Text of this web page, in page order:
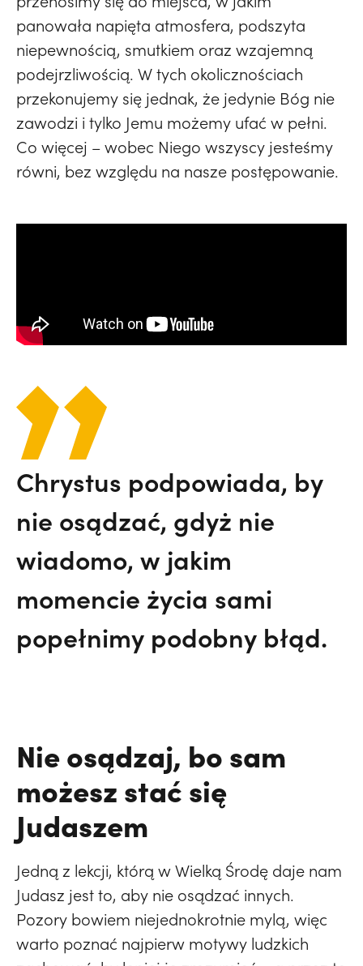
panowała napięta atmosfera, podszyta
niepewnością, smutkiem oraz wzajemną
podejrzliwością. W tych okolicznościach
przekonujemy się jednak, że jedynie Bóg nie
zawodzi i tylko Jemu możemy ufać w pełni.
Co więcej – wobec Niego wszyscy jesteśmy
równi, bez względu na nasze postępowanie.
Chrystus podpowiada, by
nie osądzać, gdyż nie
wiadomo, w jakim
momencie życia sami
popełnimy podobny błąd.
Nie osądzaj, bo sam
możesz stać się
Judaszem
Jedną z lekcji, którą w Wielką Środę daje nam
Judasz jest to, aby nie osądzać innych.
Pozory bowiem niejednokrotnie mylą, więc
warto poznać najpierw motywy ludzkich